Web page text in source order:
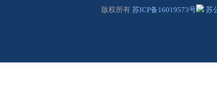
版权所有 苏ICP备16019573号 苏